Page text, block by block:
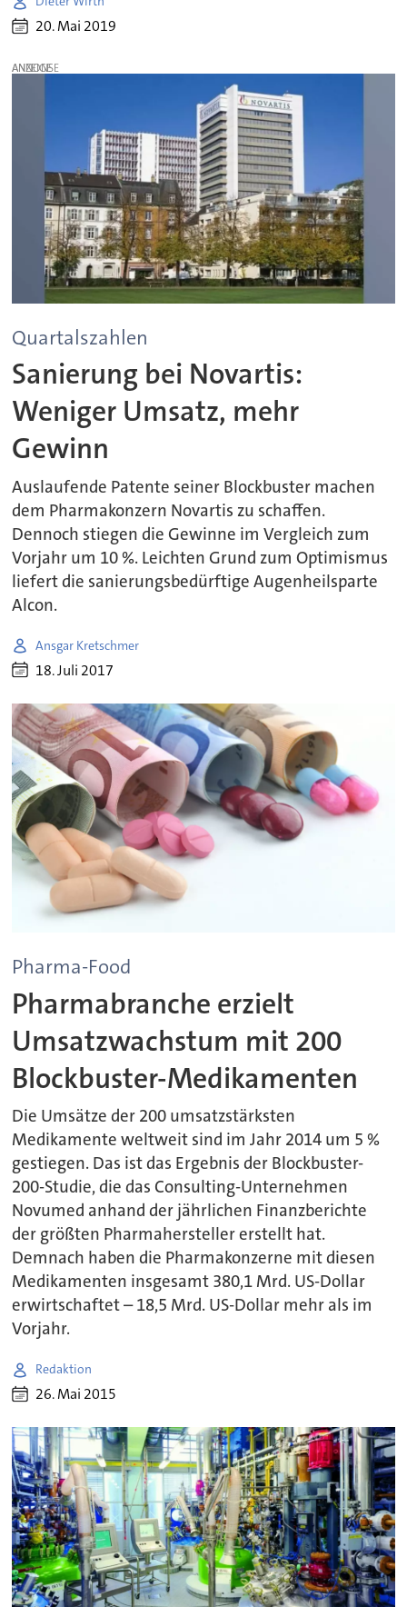
20. Mai 2019
ANZEIGE
Quartalszahlen
Sanierung bei Novartis:
Weniger Umsatz, mehr
Gewinn
Auslaufende Patente seiner Blockbuster machen
dem Pharmakonzern Novartis zu schaffen.
Dennoch stiegen die Gewinne im Vergleich zum
Vorjahr um 10 %. Leichten Grund zum Optimismus
liefert die sanierungsbedürftige Augenheilsparte
Alcon.
Ansgar Kretschmer
18. Juli 2017
Pharma-Food
Pharmabranche erzielt
Umsatzwachstum mit 200
Blockbuster-Medikamenten
Die Umsätze der 200 umsatzstärksten
Medikamente weltweit sind im Jahr 2014 um 5 %
gestiegen. Das ist das Ergebnis der Blockbuster-
200-Studie, die das Consulting-Unternehmen
Novumed anhand der jährlichen Finanzberichte
der größten Pharmahersteller erstellt hat.
Demnach haben die Pharmakonzerne mit diesen
Medikamenten insgesamt 380,1 Mrd. US-Dollar
erwirtschaftet – 18,5 Mrd. US-Dollar mehr als im
Vorjahr.
Redaktion
26. Mai 2015